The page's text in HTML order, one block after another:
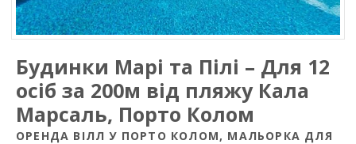
Будинки Марі та Пілі – Для 12
осіб за 200м від пляжу Кала
Марсаль, Порто Колом
ОРЕНДА ВІЛЛ У ПОРТО КОЛОМ, МАЛЬОРКА ДЛЯ